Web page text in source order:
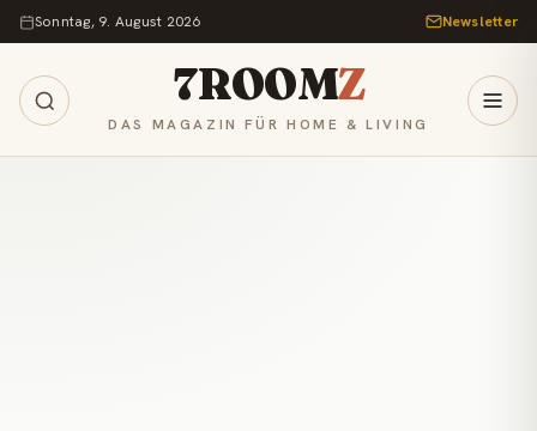
Zum Inhalt springen
Sonntag, 9. August 2026 Newsletter
7ROOMZ
DAS MAGAZIN FÜR HOME & LIVING